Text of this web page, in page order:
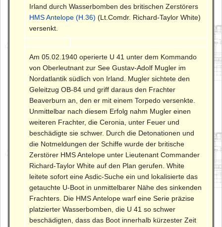
Irland durch Wasserbomben des britischen Zerstörers
HMS Antelope (H.36) (Lt.Comdr. Richard-Taylor White)
versenkt.
Am 05.02.1940 operierte U 41 unter dem Kommando
von Oberleutnant zur See Gustav-Adolf Mugler im
Nordatlantik südlich von Irland. Mugler sichtete den
Geleitzug OB-84 und griff daraus den Frachter
Beaverburn an, den er mit einem Torpedo versenkte.
Unmittelbar nach diesem Erfolg nahm Mugler einen
weiteren Frachter, die Ceronia, unter Feuer und
beschädigte sie schwer. Durch die Detonationen und
die Notmeldungen der Schiffe wurde der britische
Zerstörer HMS Antelope unter Lieutenant Commander
Richard-Taylor White auf den Plan gerufen. White
leitete sofort eine Asdic-Suche ein und lokalisierte das
getauchte U-Boot in unmittelbarer Nähe des sinkenden
Frachters. Die HMS Antelope warf eine Serie präzise
platzierter Wasserbomben, die U 41 so schwer
beschädigten, dass das Boot innerhalb kürzester Zeit